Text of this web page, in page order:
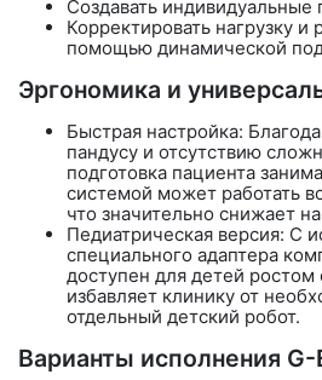
Создавать индивидуальные
Корректировать нагрузку и
помощью динамической
Эргономика и
Быстрая настройка:
пандусу и отсутствию
подготовка пациента
системой может работать
что значительно снижает
Педиатрическая версия: С
специального адаптера
доступен для детей ростом
избавляет клинику от
отдельный детский робот.
Варианты исполнения G-